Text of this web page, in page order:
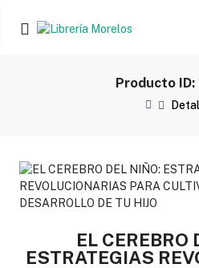
Producto ID:
EL CEREBRO
ESTRATEGIAS